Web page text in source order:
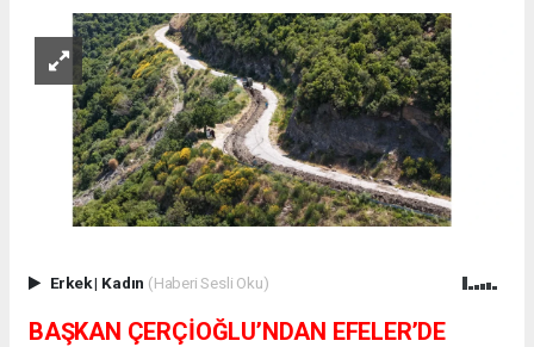
Erkek| Kadın (Haberi Sesli Oku)
BAŞKAN ÇERÇİOĞLU’NDAN EFELER’DE